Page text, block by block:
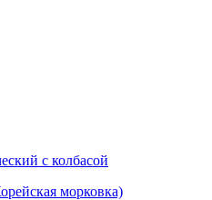
с колбасой
морковка)